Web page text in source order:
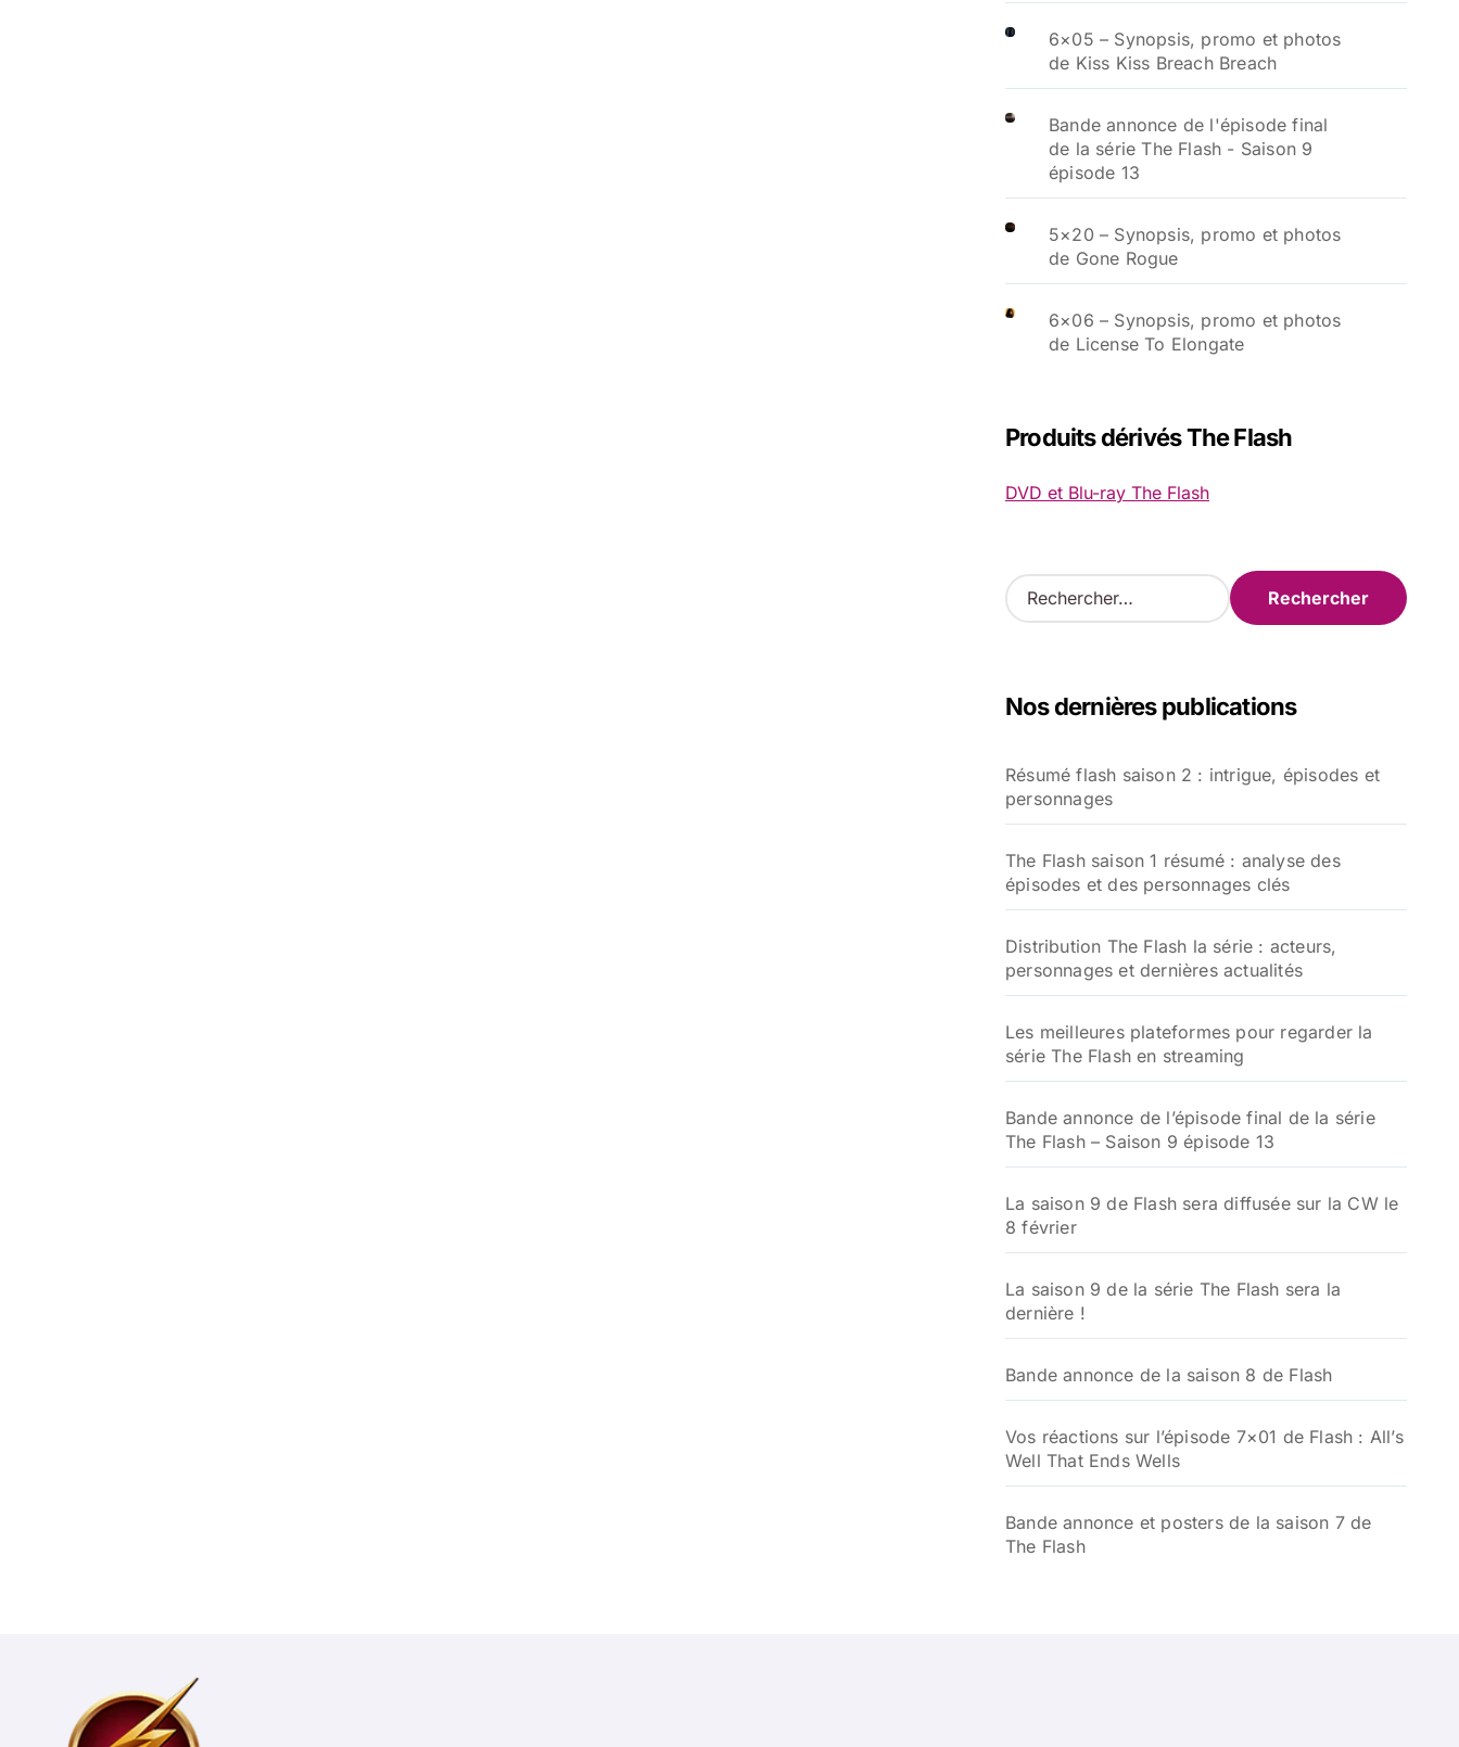
6×05 – Synopsis, promo et photos
de Kiss Kiss Breach Breach
Bande annonce de l'épisode final
de la série The Flash - Saison 9
épisode 13
5×20 – Synopsis, promo et photos
de Gone Rogue
6×06 – Synopsis, promo et photos
de License To Elongate
Produits dérivés The Flash
DVD et Blu-ray The Flash
R
e
r
e
r
Nos dernières publications
Résumé flash saison 2 : intrigue, épisodes et
personnages
The Flash saison 1 résumé : analyse des
épisodes et des personnages clés
Distribution The Flash la série : acteurs,
personnages et dernières actualités
Les meilleures plateformes pour regarder la
série The Flash en streaming
Bande annonce de l’épisode final de la série
The Flash – Saison 9 épisode 13
La saison 9 de Flash sera diffusée sur la CW le
8 février
La saison 9 de la série The Flash sera la
dernière !
Bande annonce de la saison 8 de Flash
Vos réactions sur l’épisode 7×01 de Flash : All’s
Well That Ends Wells
Bande annonce et posters de la saison 7 de
The Flash